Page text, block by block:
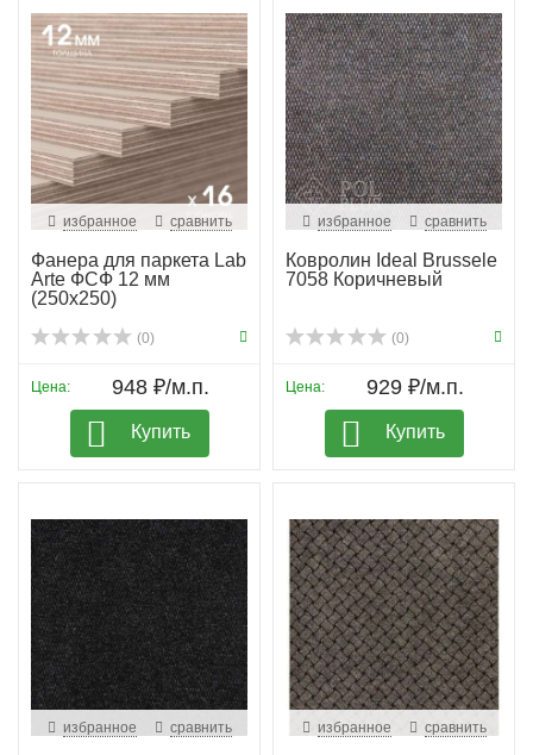
избранное сравнить
Фанера для паркета Lab
Arte ФСФ 12 мм
(250х250)
(0)
Цена: 948 ₽/м.п.
Купить
избранное сравнить
Ковролин Ideal Brussele
7058 Коричневый
(0)
Цена: 929 ₽/м.п.
Купить
избранное сравнить избранное сравнить